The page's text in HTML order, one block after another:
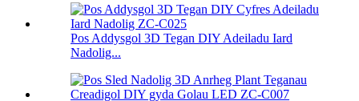
Pos Addysgol 3D Tegan DIY Adeiladu Iard
Nadolig...